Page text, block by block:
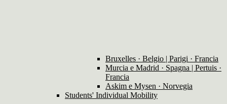
Bruxelles · Belgio | Parigi · Francia
Murcia e Madrid · Spagna | Pertuis ·
Francia
Askim e Mysen · Norvegia
Students' Individual Mobility